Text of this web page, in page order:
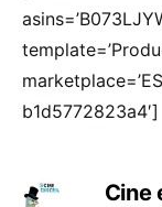
b1d5772823a4′]
Cine